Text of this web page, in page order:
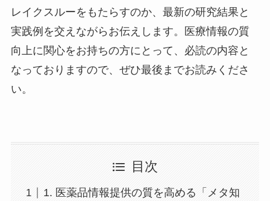
レイクスルーをもたらすのか、最新の研究結果と
実践例を交えながらお伝えします。医療情報の質
向上に関心をお持ちの方にとって、必読の内容と
なっておりますので、ぜひ最後までお読みくださ
い。
目次
1. 医薬品情報提供の質を高める「メタ知